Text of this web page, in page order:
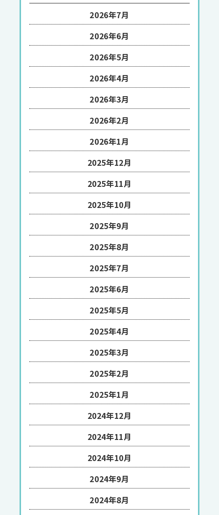
2026年7月
2026年6月
2026年5月
2026年4月
2026年3月
2026年2月
2026年1月
2025年12月
2025年11月
2025年10月
2025年9月
2025年8月
2025年7月
2025年6月
2025年5月
2025年4月
2025年3月
2025年2月
2025年1月
2024年12月
2024年11月
2024年10月
2024年9月
2024年8月